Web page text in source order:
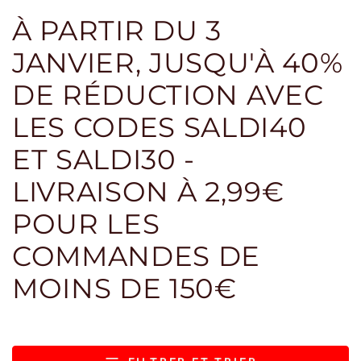
À PARTIR DU 3
JANVIER, JUSQU'À 40%
DE RÉDUCTION AVEC
LES CODES SALDI40
ET SALDI30 -
LIVRAISON À 2,99€
POUR LES
COMMANDES DE
MOINS DE 150€